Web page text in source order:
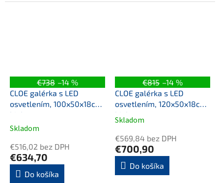
€738 –14 %
CLOE galérka s LED
osvetlením, 100x50x18cm,
biela
Skladom
€516,02 bez DPH
€634,70
Do košíka
€815 –14 %
CLOE galérka s LED
osvetlením, 120x50x18cm,
biela
Priemerné
hodnotenie
produktu
je
5,0
z
Skladom
€569,84 bez DPH
€700,90
Do košíka